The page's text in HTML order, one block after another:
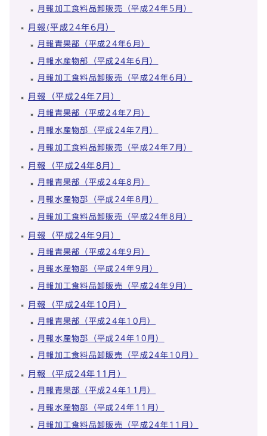
月報加工食料品卸販売（平成24年5月）
月報(平成24年6月）
月報青果部（平成24年6月）
月報水産物部（平成24年6月）
月報加工食料品卸販売（平成24年6月）
月報（平成24年7月）
月報青果部（平成24年7月）
月報水産物部（平成24年7月）
月報加工食料品卸販売（平成24年7月）
月報（平成24年8月）
月報青果部（平成24年8月）
月報水産物部（平成24年8月）
月報加工食料品卸販売（平成24年8月）
月報（平成24年9月）
月報青果部（平成24年9月）
月報水産物部（平成24年9月）
月報加工食料品卸販売（平成24年9月）
月報（平成24年10月）
月報青果部（平成24年10月）
月報水産物部（平成24年10月）
月報加工食料品卸販売（平成24年10月）
月報（平成24年11月）
月報青果部（平成24年11月）
月報水産物部（平成24年11月）
月報加工食料品卸販売（平成24年11月）